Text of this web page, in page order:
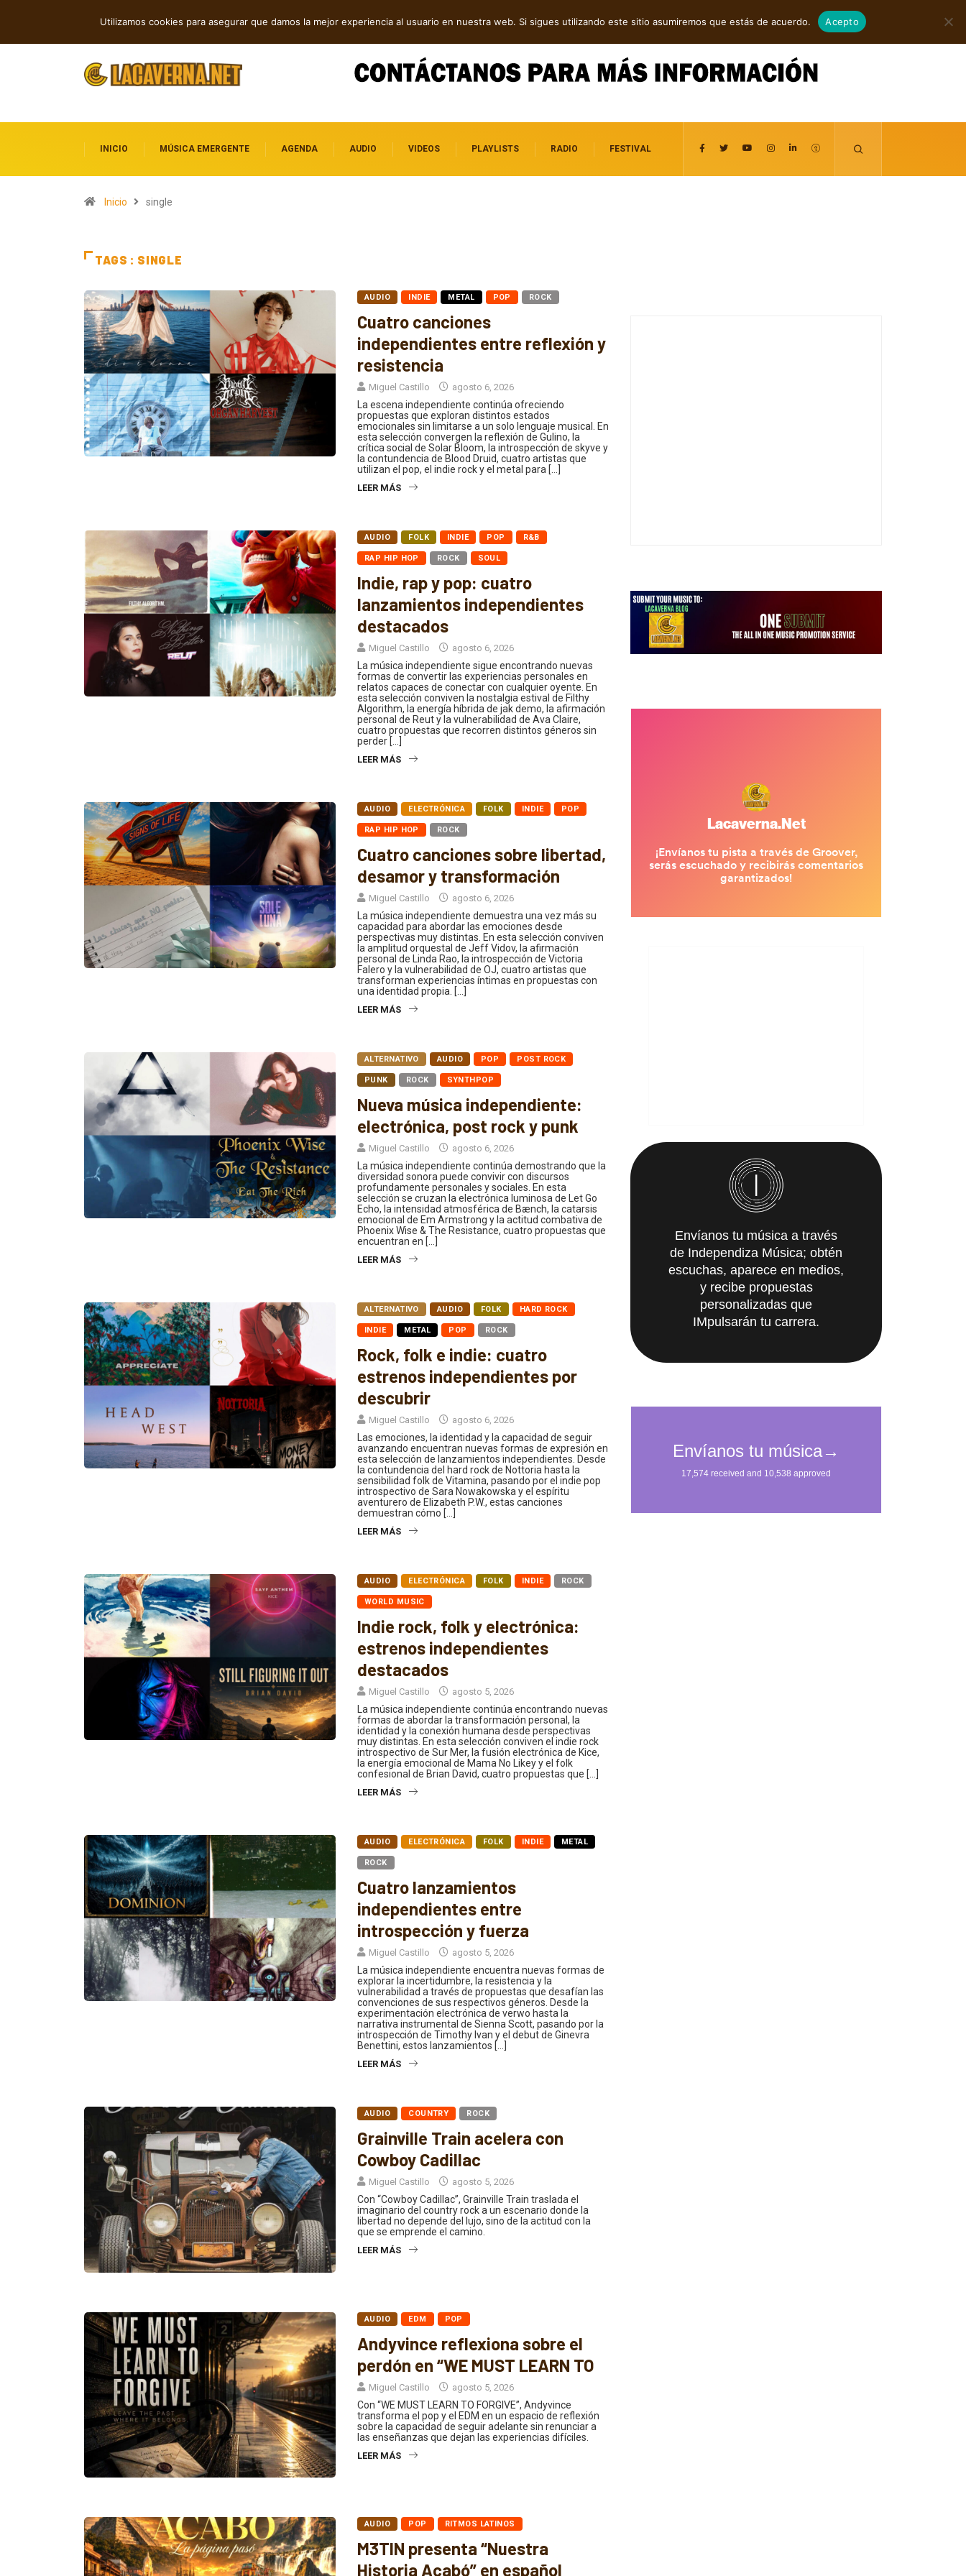
agosto 7, 2026
INICIO MÚSICA EMERGENTE AGENDA AUDIO VIDEOS PLAYLISTS RADIO FESTIVAL
Inicio single
TAGS : SINGLE
AUDIO INDIE METAL POP ROCK
Cuatro canciones
independientes entre reflexión y
resistencia
Miguel Castillo agosto 6, 2026
La escena independiente continúa ofreciendo
propuestas que exploran distintos estados
emocionales sin limitarse a un solo lenguaje musical. En
esta selección convergen la reflexión de Gulino, la
crítica social de Solar Bloom, la introspección de skyve y
la contundencia de Blood Druid, cuatro artistas que
utilizan el pop, el indie rock y el metal para […]
LEER MÁS
AUDIO FOLK INDIE POP R&B
RAP HIP HOP ROCK SOUL
Indie, rap y pop: cuatro
lanzamientos independientes
destacados
Miguel Castillo agosto 6, 2026
La música independiente sigue encontrando nuevas
formas de convertir las experiencias personales en
relatos capaces de conectar con cualquier oyente. En
esta selección conviven la nostalgia estival de Filthy
Algorithm, la energía híbrida de jak demo, la afirmación
personal de Reut y la vulnerabilidad de Ava Claire,
cuatro propuestas que recorren distintos géneros sin
perder […]
LEER MÁS
AUDIO ELECTRÓNICA FOLK INDIE POP
RAP HIP HOP ROCK
Cuatro canciones sobre libertad,
desamor y transformación
Miguel Castillo agosto 6, 2026
La música independiente demuestra una vez más su
capacidad para abordar las emociones desde
perspectivas muy distintas. En esta selección conviven
la amplitud orquestal de Jeff Vidov, la afirmación
personal de Linda Rao, la introspección de Victoria
Falero y la vulnerabilidad de OJ, cuatro artistas que
transforman experiencias íntimas en propuestas con
una identidad propia. […]
LEER MÁS
ALTERNATIVO AUDIO POP POST ROCK
PUNK ROCK SYNTHPOP
Nueva música independiente:
electrónica, post rock y punk
Miguel Castillo agosto 6, 2026
La música independiente continúa demostrando que la
diversidad sonora puede convivir con discursos
profundamente personales y sociales. En esta
selección se cruzan la electrónica luminosa de Let Go
Echo, la intensidad atmosférica de Bænch, la catarsis
emocional de Em Armstrong y la actitud combativa de
Phoenix Wise & The Resistance, cuatro propuestas que
encuentran en […]
LEER MÁS
ALTERNATIVO AUDIO FOLK HARD ROCK
INDIE METAL POP ROCK
Rock, folk e indie: cuatro
estrenos independientes por
descubrir
Miguel Castillo agosto 6, 2026
Las emociones, la identidad y la capacidad de seguir
avanzando encuentran nuevas formas de expresión en
esta selección de lanzamientos independientes. Desde
la contundencia del hard rock de Nottoria hasta la
sensibilidad folk de Vitamina, pasando por el indie pop
introspectivo de Sara Nowakowska y el espíritu
aventurero de Elizabeth P.W., estas canciones
demuestran cómo […]
LEER MÁS
AUDIO ELECTRÓNICA FOLK INDIE ROCK
WORLD MUSIC
Indie rock, folk y electrónica:
estrenos independientes
destacados
Miguel Castillo agosto 5, 2026
La música independiente continúa encontrando nuevas
formas de abordar la transformación personal, la
identidad y la conexión humana desde perspectivas
muy distintas. En esta selección conviven el indie rock
introspectivo de Sur Mer, la fusión electrónica de Kice,
la energía emocional de Mama No Likey y el folk
confesional de Brian David, cuatro propuestas que […]
LEER MÁS
AUDIO ELECTRÓNICA FOLK INDIE METAL
ROCK
Cuatro lanzamientos
independientes entre
introspección y fuerza
Miguel Castillo agosto 5, 2026
La música independiente encuentra nuevas formas de
explorar la incertidumbre, la resistencia y la
vulnerabilidad a través de propuestas que desafían las
convenciones de sus respectivos géneros. Desde la
experimentación electrónica de verwo hasta la
narrativa instrumental de Sienna Scott, pasando por la
introspección de Timothy Ivan y el debut de Ginevra
Benettini, estos lanzamientos […]
LEER MÁS
AUDIO COUNTRY ROCK
Grainville Train acelera con
Cowboy Cadillac
Miguel Castillo agosto 5, 2026
Con “Cowboy Cadillac”, Grainville Train traslada el
imaginario del country rock a un escenario donde la
libertad no depende del lujo, sino de la actitud con la
que se emprende el camino.
LEER MÁS
AUDIO EDM POP
Andyvince reflexiona sobre el
perdón en “WE MUST LEARN TO
Miguel Castillo agosto 5, 2026
Con “WE MUST LEARN TO FORGIVE”, Andyvince
transforma el pop y el EDM en un espacio de reflexión
sobre la capacidad de seguir adelante sin renunciar a
las enseñanzas que dejan las experiencias difíciles.
LEER MÁS
AUDIO POP RITMOS LATINOS
M3TIN presenta “Nuestra
Historia Acabó” en español
Envíanos tu música a través
de Independiza Música; obtén
escuchas, aparece en medios,
y recibe propuestas
personalizadas que
IMpulsarán tu carrera.
Utilizamos cookies para asegurar que damos la mejor experiencia al usuario en nuestra web. Si sigues utilizando este sitio asumiremos que estás de acuerdo. Acepto